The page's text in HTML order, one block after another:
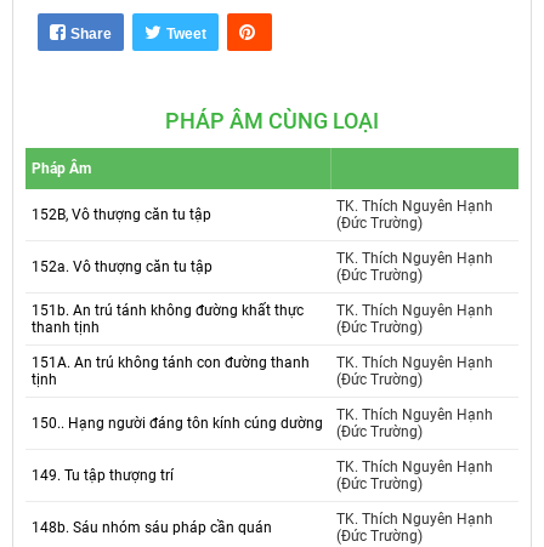
Share Tweet
PHÁP ÂM CÙNG LOẠI
Pháp Âm
152B, Vô thượng căn tu tập
TK. Thích Nguyên Hạnh
(Đức Trường)
152a. Vô thượng căn tu tập
TK. Thích Nguyên Hạnh
(Đức Trường)
151b. An trú tánh không đường khất thực
thanh tịnh
TK. Thích Nguyên Hạnh
(Đức Trường)
151A. An trú không tánh con đường thanh
tịnh
TK. Thích Nguyên Hạnh
(Đức Trường)
150.. Hạng người đáng tôn kính cúng dường
TK. Thích Nguyên Hạnh
(Đức Trường)
149. Tu tập thượng trí
TK. Thích Nguyên Hạnh
(Đức Trường)
148b. Sáu nhóm sáu pháp cần quán
TK. Thích Nguyên Hạnh
(Đức Trường)